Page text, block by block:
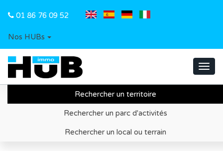
01 86 76 09 52
Nos HUBs
Rechercher un territoire
Rechercher un parc d'activités
Rechercher un local ou terrain
Recherche de territoire d'implantation